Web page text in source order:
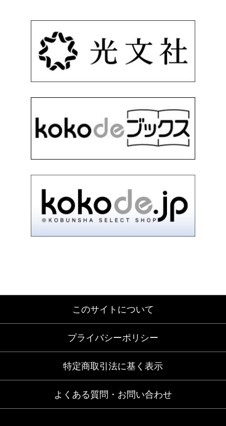
このサイトについて
プライバシーポリシー
特定商取引法に基く表示
よくある質問・お問い合わせ